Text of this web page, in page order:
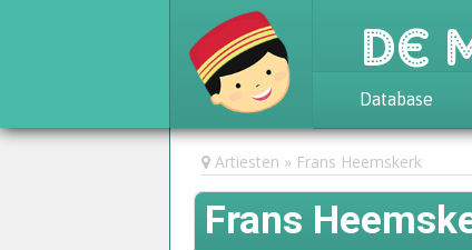
De
Database
Achtergrond
Awards
Statistieken
Artiesten Frans Heemskerk
Frans